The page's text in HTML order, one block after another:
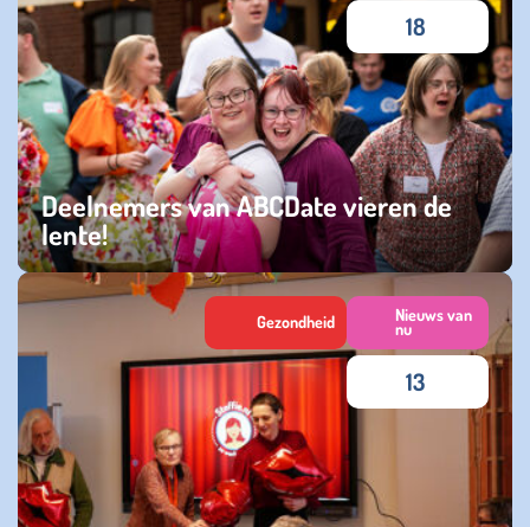
Deelnemers van ABCDate vieren de
lente!
vrijdag 31 mei 2024
18
Gezondheid Nieuws van
nu
13